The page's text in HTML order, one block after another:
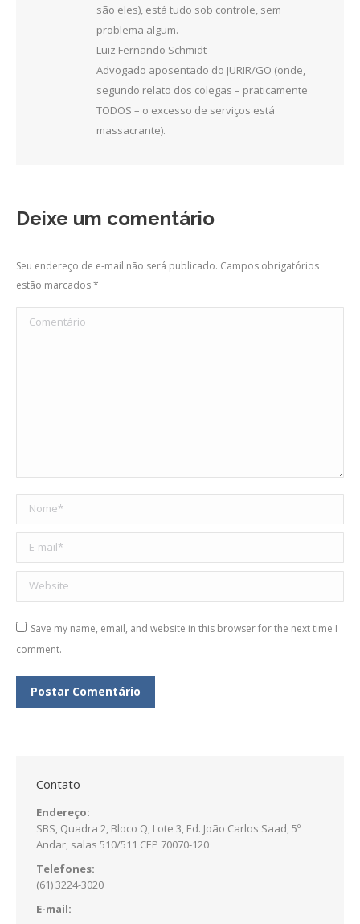
são eles), está tudo sob controle, sem
problema algum.
Luiz Fernando Schmidt
Advogado aposentado do JURIR/GO (onde,
segundo relato dos colegas – praticamente
TODOS – o excesso de serviços está
massacrante).
Deixe um comentário
Seu endereço de e-mail não será publicado. Campos obrigatórios
estão marcados*
Comentário
Nome *
E-mail *
Website
Save my name, email, and website in this browser for the next time I
comment.
Postar Comentário
Contato
Endereço:
SBS, Quadra 2, Bloco Q, Lote 3, Ed. João Carlos Saad, 5º
Andar, salas 510/511 CEP 70070-120
Telefones:
(61) 3224-3020
E-mail: